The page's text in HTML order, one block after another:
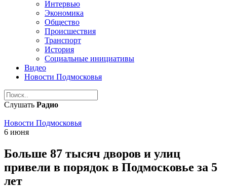
Интервью
Экономика
Общество
Происшествия
Транспорт
История
Социальные инициативы
Видео
Новости Подмосковья
Слушать Радио
Новости Подмосковья
6 июня
Больше 87 тысяч дворов и улиц
привели в порядок в Подмосковье за 5
лет